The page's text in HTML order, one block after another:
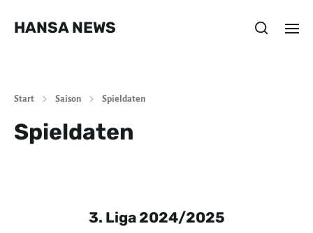
HANSA NEWS
Start Saison Spieldaten
Spieldaten
3. Liga 2024/2025